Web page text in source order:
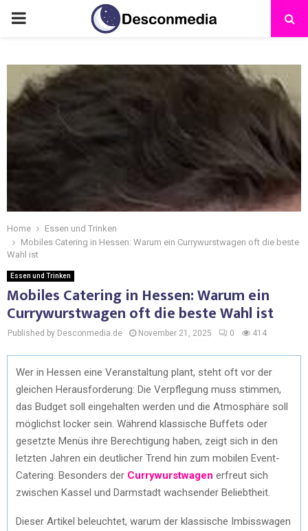
Home
Essen und Trinken
Mobiles Catering in Hessen: Warum ein Currywurstwagen oft die beste
Wahl ist
Essen und Trinken
Mobiles Catering in Hessen: Warum ein
Currywurstwagen oft die beste Wahl ist
Published by Desconmedia.de November 21, 2025 0 414
Wer in Hessen eine Veranstaltung plant, steht oft vor der
gleichen Herausforderung: Die Verpflegung muss stimmen,
das Budget soll eingehalten werden und die Atmosphäre soll
möglichst locker sein. Während klassische Buffets oder
gesetzte Menüs ihre Berechtigung haben, zeigt sich in den
letzten Jahren ein deutlicher Trend hin zum mobilen Event-
Catering. Besonders der Currywurstwagen erfreut sich
zwischen Kassel und Darmstadt wachsender Beliebtheit.
Dieser Artikel beleuchtet, warum der klassische Imbisswagen